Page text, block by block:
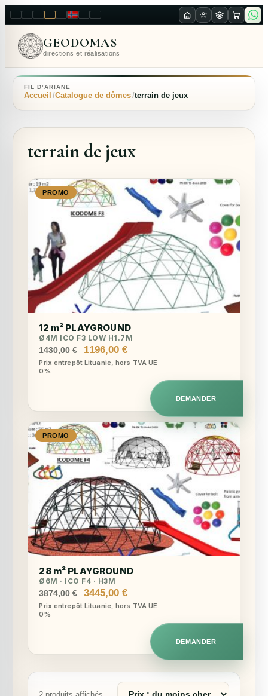
LT ENPL FRRUNOSKRO
GEODOMAS
directions et réalisations
FIL D’ARIANE
Accueil Catalogue de dômes terrain de jeux
terrain de jeux
PROMO
12 m² PLAYGROUND
Ø4M ICO F3 LOW H1.7M
1430,00€
Le
prix
1196,00€Le
prix
1196,00 €.
Prix entrepôt Lituanie, hors TVA UE
0%
DEMANDER
PROMO
28 m² PLAYGROUND
Ø6M · ICO F4 · H3M
3874,00€
Le
prix
3445,00€Le
prix
3445,00 €.
Prix entrepôt Lituanie, hors TVA UE
0%
DEMANDER
2 produits affichés
Trier